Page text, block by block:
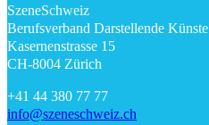
SzeneSchweiz
Berufsverband Darstellende Künste
Kasernenstrasse 15
CH-8004 Zürich
+41 44 380 77 77
info@szeneschweiz.ch